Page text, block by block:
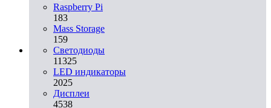
Raspberry Pi
183
Mass Storage
159
Светодиоды
11325
LED индикаторы
2025
Дисплеи
4538